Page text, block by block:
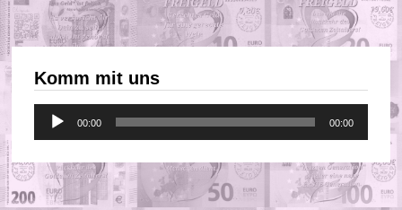
Komm mit uns
Audio-
Player
00:00 00:00